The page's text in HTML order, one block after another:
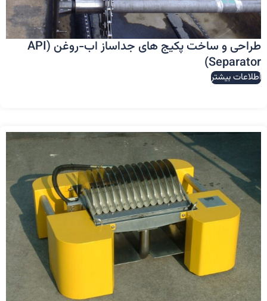
طراحی و ساخت پکیج های جداساز اب-روغن (API
Separator)
اطلاعات بیشتر